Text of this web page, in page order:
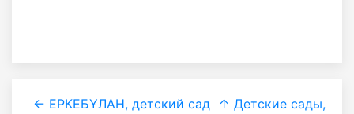
← ЕРКЕБҰЛАН, детский сад
↑ Детские сады,